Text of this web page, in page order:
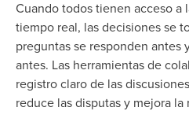
Cuando todos tienen acceso a
tiempo real, las decisiones se
preguntas se responden antes
antes. Las herramientas de
registro claro de las
reduce las disputas y mejora